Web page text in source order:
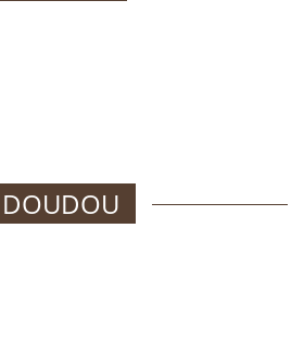
DOUDOU